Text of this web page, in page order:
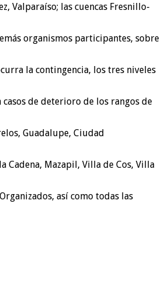
Valparaíso; las cuencas Fresnillo-
organismos participantes, sobre
la contingencia, los tres niveles
de deterioro de los rangos de
Guadalupe, Ciudad
Cadena, Mazapil, Villa de Cos, Villa
así como todas las